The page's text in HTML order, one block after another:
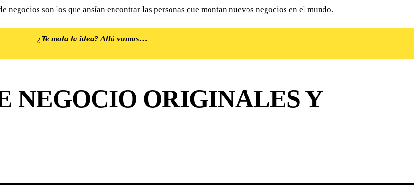
son los que ansían encontrar las personas que montan nuevos negocios en el mundo.
¿Te mola la idea? Allá vamos…
NEGOCIO ORIGINALES Y